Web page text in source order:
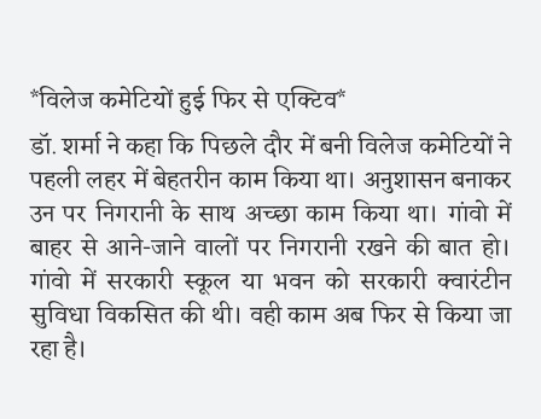
*विलेज कमेटियों हुई फिर से एक्टिव*
डॉ. शर्मा ने कहा कि पिछले दौर में बनी विलेज कमेटियों ने
पहली लहर में बेहतरीन काम किया था। अनुशासन बनाकर
उन पर निगरानी के साथ अच्छा काम किया था। गांवो में
बाहर से आने-जाने वालों पर निगरानी रखने की बात हो।
गांवो में सरकारी स्कूल या भवन को सरकारी क्वारंटीन
सुविधा विकसित की थी। वही काम अब फिर से किया जा
रहा है।